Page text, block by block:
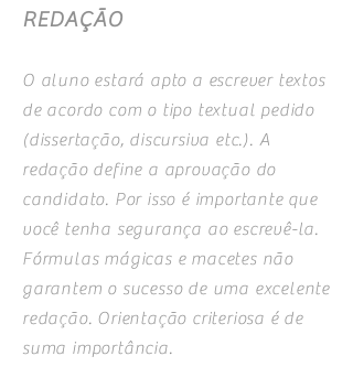
REDAÇÃO
O aluno estará apto a escrever textos
de acordo com o tipo textual pedido
(dissertação, discursiva etc.). A
redação define a aprovação do
candidato. Por isso é importante que
você tenha segurança ao escrevê-la.
Fórmulas mágicas e macetes não
garantem o sucesso de uma excelente
redação. Orientação criteriosa é de
suma importância.